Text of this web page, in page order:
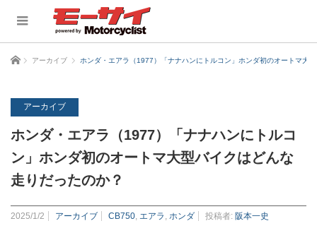
ホーム アーカイブ ホンダ・エアラ（1977）「ナナハンにトルコン」ホンダ初のオートマ大
アーカイブ
ホンダ・エアラ（1977）「ナナハンにトルコ
ン」ホンダ初のオートマ大型バイクはどんな
走りだったのか？
2025/1/2 アーカイブ CB750 エアラ ホンダ 投稿者: 阪本一史